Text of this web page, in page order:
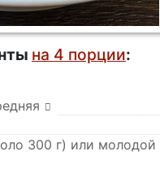
на 4 порции:
300 г) или молодой